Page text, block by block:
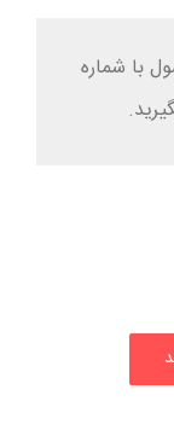
با شماره